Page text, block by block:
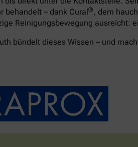
behandelt – dank Cural®, dem
Reinigungsbewegung ausreicht:
bündelt dieses Wissen – und